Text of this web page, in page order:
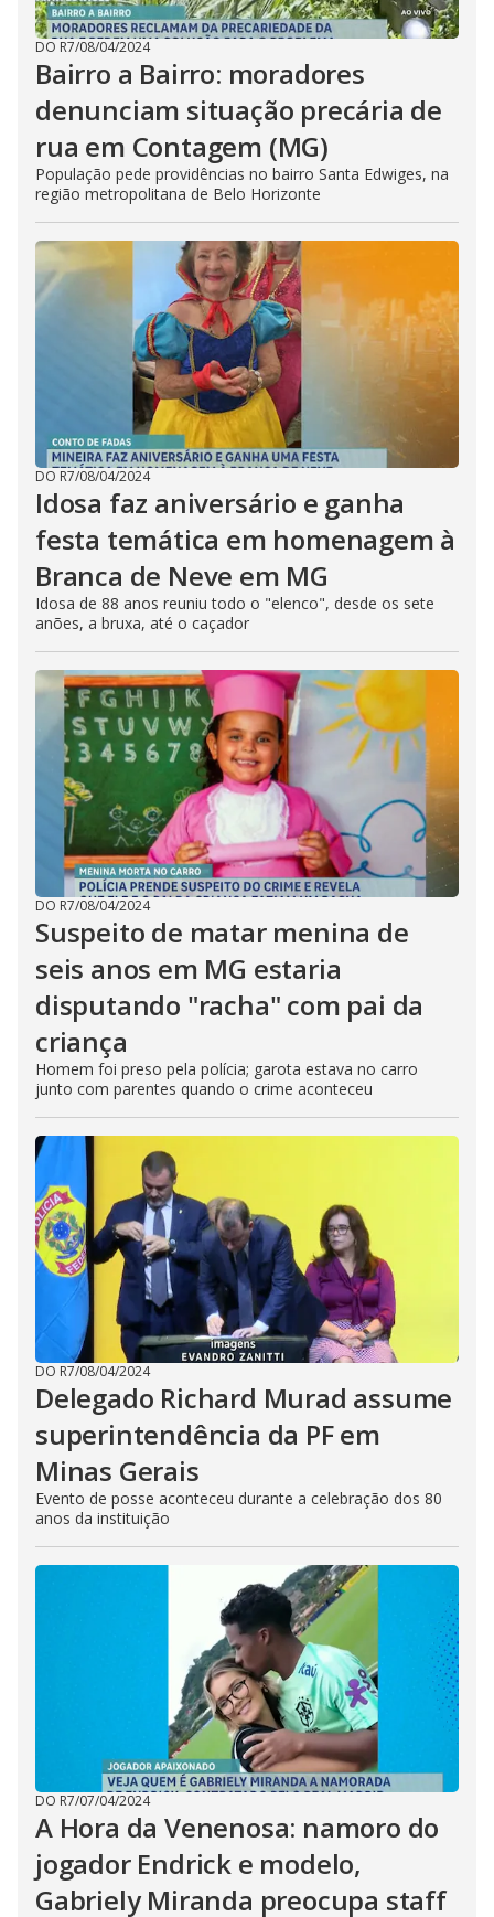
DO R7/08/04/2024
Bairro a Bairro: moradores
denunciam situação precária de
rua em Contagem (MG)
População pede providências no bairro Santa Edwiges, na
região metropolitana de Belo Horizonte
DO R7/08/04/2024
Idosa faz aniversário e ganha
festa temática em homenagem à
Branca de Neve em MG
Idosa de 88 anos reuniu todo o "elenco", desde os sete
anões, a bruxa, até o caçador
DO R7/08/04/2024
Suspeito de matar menina de
seis anos em MG estaria
disputando "racha" com pai da
criança
Homem foi preso pela polícia; garota estava no carro
junto com parentes quando o crime aconteceu
DO R7/08/04/2024
Delegado Richard Murad assume
superintendência da PF em
Minas Gerais
Evento de posse aconteceu durante a celebração dos 80
anos da instituição
DO R7/07/04/2024
A Hora da Venenosa: namoro do
jogador Endrick e modelo,
Gabriely Miranda preocupa staff